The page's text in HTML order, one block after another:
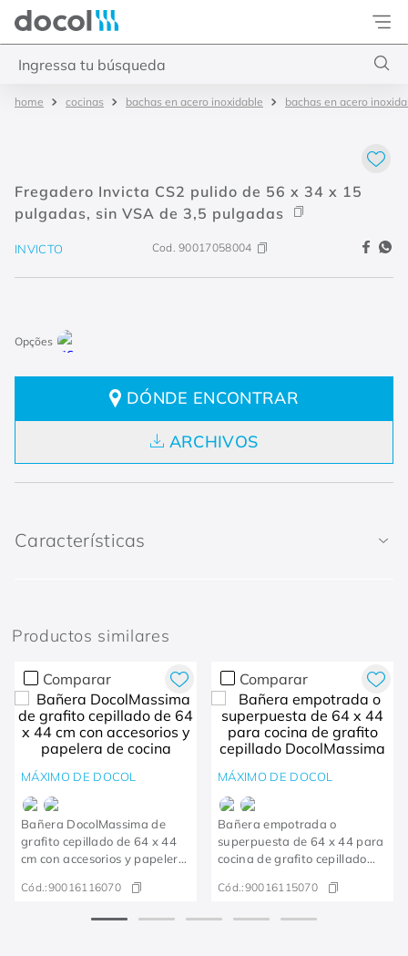
Docol
cocinas bachas en acero inoxidable bachas en acero
Fregadero Invicta CS2 pulido de 56 x 34 x 15
pulgadas, sin VSA de 3,5 pulgadas
INVICTO Cod.90017058004
DÓNDE ENCONTRAR
ARCHIVOS
Características
Productos similares
Comparar
MÁXIMO DE DOCOL
Bañera DocolMassima de
grafito cepillado de 64 x 44
cm con accesorios y papelera
Cód.:90016116070
Comparar
MÁXIMO DE DOCOL
Bañera empotrada o
superpuesta de 64 x 44 para
cocina de grafito cepillado
Cód.:90016115070
3 misturador